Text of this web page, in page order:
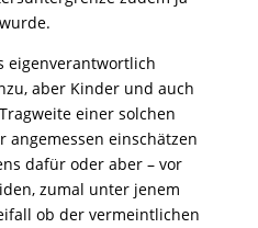
eigenverantwortlich
aber Kinder und auch
einer solchen
angemessen einschätzen
dafür oder aber – vor
zumal unter jenem
ob der vermeintlichen